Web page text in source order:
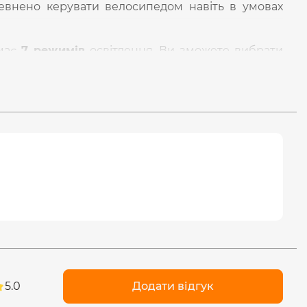
керувати велосипедом навіть в умовах
7 режимів освітлення. Ви зможете вибрати
вбудована система стабілізації світлового
до керма велосипеда дуже просте,
швидко замінити за потреби. Необхідно
підзарядити акумулятор ліхтарика,
Li-ion
5.0 Додати відгук